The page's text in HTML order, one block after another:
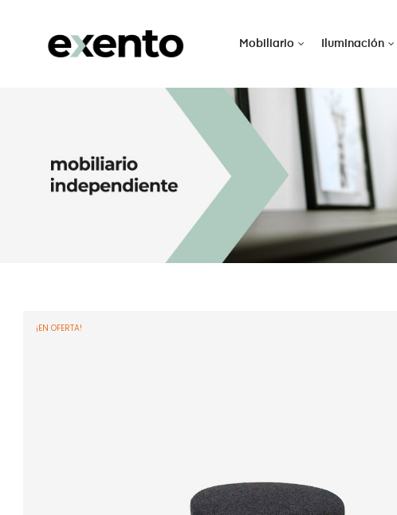
Mobiliario Iluminación
¡EN OFERTA!